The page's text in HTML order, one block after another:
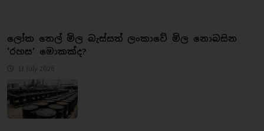
ලෝක තෙල් මිල බැස්සත් ලංකාවේ මිල නොබසින
‘රහස’ මොකක්ද?
13 July 2026